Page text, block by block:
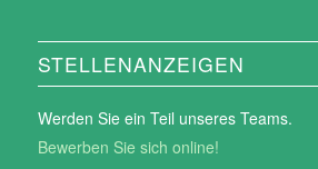
STELLENANZEIGEN
Werden Sie ein Teil unseres Teams.
Bewerben Sie sich online!